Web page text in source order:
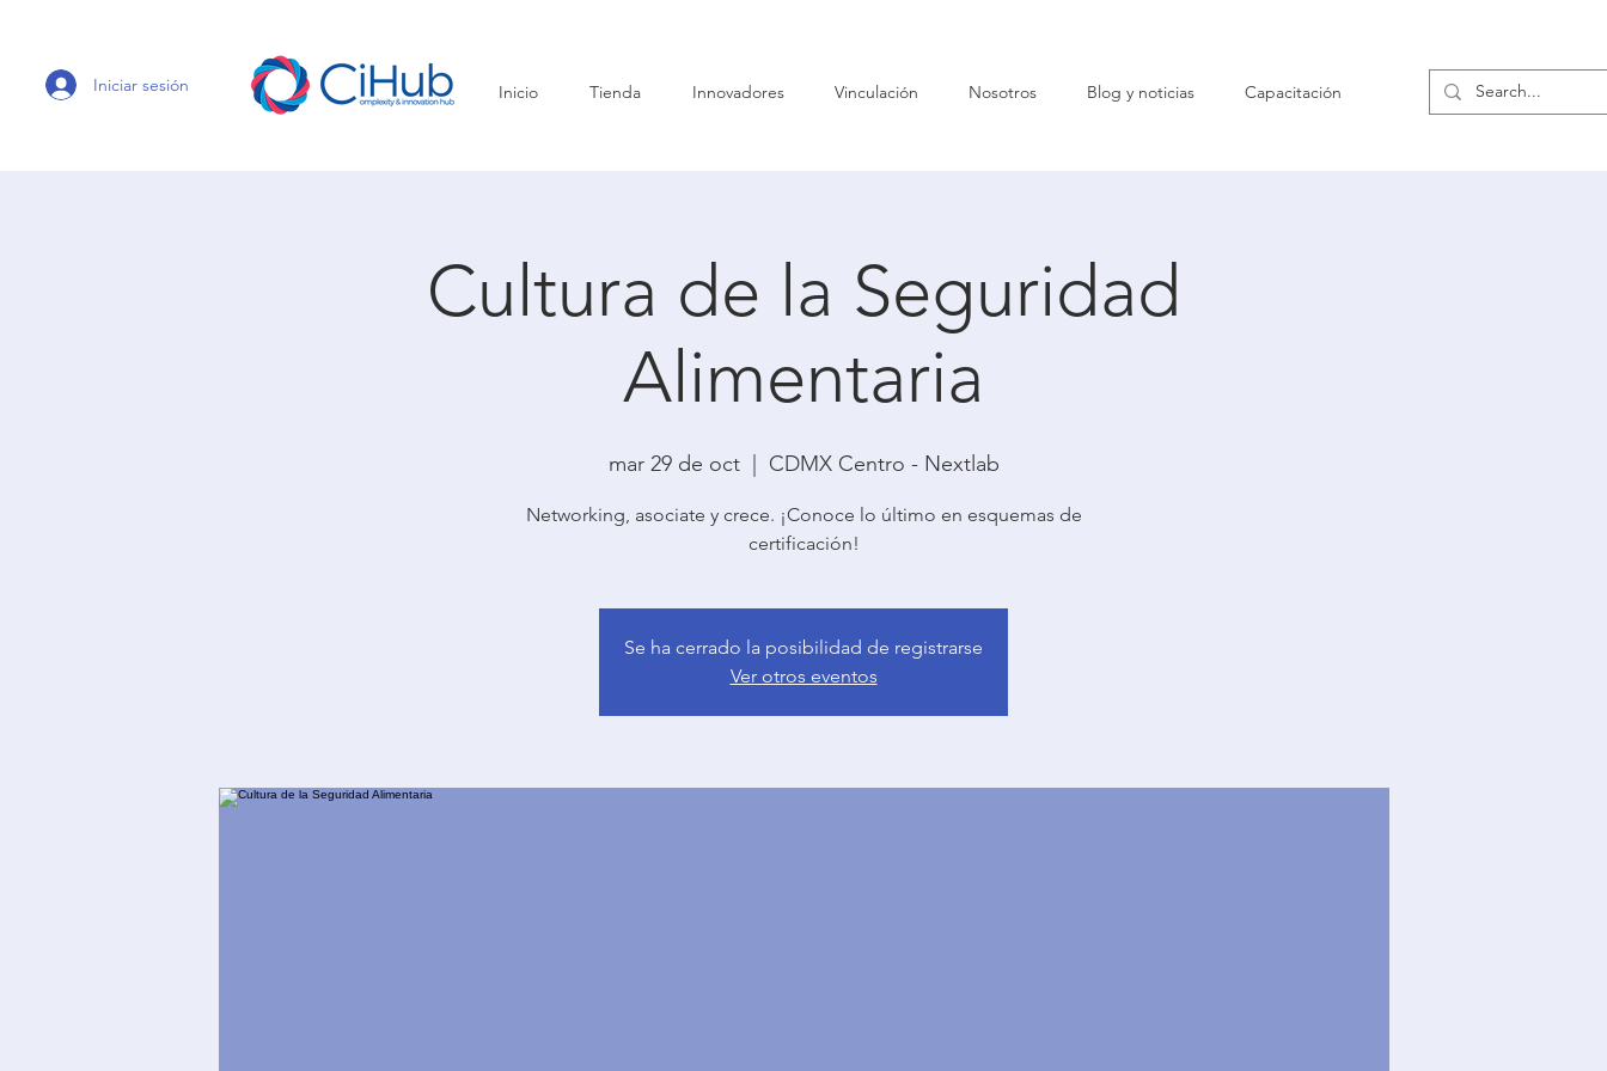
Iniciar sesión Inicio Tienda Innovadores Vinculación Nosotros Blog y noticias Capacitación
Cultura de la Seguridad
Alimentaria
mar 29 de oct
  |
CDMX Centro - Nextlab
Networking, asociate y crece. ¡Conoce lo último en esquemas de
certificación!
Se ha cerrado la posibilidad de registrarse
Ver otros eventos